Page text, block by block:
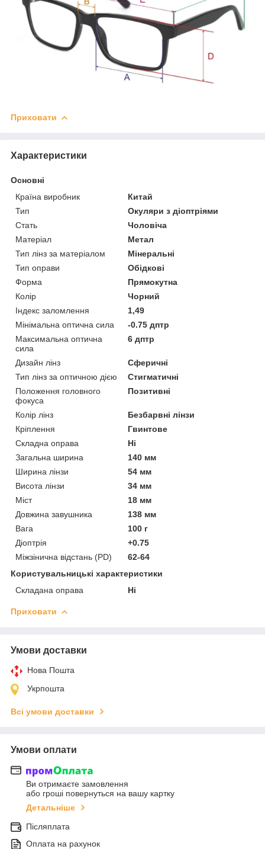
Приховати
Характеристики
Основні
Країна виробник
Китай
Тип
Окуляри з діоптріями
Стать
Чоловіча
Матеріал
Метал
Тип лінз за матеріалом
Мінеральні
Тип оправи
Обідкові
Форма
Прямокутна
Колір
Чорний
Індекс заломлення
1,49
Мінімальна оптична сила
-0.75 дптр
Максимальна оптична
сила
6 дптр
Дизайн лінз
Сферичні
Тип лінз за оптичною дією
Стигматичні
Положення головного
фокуса
Позитивні
Колір лінз
Безбарвні лінзи
Кріплення
Гвинтове
Складна оправа
Ні
Загальна ширина
140 мм
Ширина лінзи
54 мм
Висота лінзи
34 мм
Міст
18 мм
Довжина завушника
138 мм
Вага
100 г
Діоптрія
+0.75
Міжзінична відстань (PD)
62-64
Користувальницькі характеристики
Складана оправа
Ні
Приховати
Умови доставки
Нова Пошта
Укрпошта
Всі умови доставки
Умови оплати
Ви отримаєте замовлення
або гроші повернуться на вашу картку
Детальніше
Післяплата
Оплата на рахунок